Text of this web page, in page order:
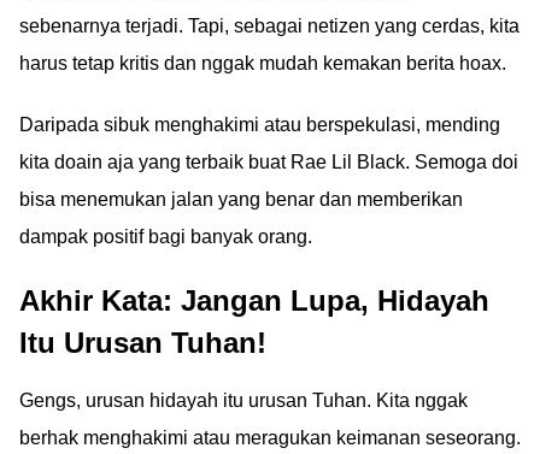
sebenarnya terjadi. Tapi, sebagai netizen yang cerdas, kita
harus tetap kritis dan nggak mudah kemakan berita hoax.
Daripada sibuk menghakimi atau berspekulasi, mending
kita doain aja yang terbaik buat Rae Lil Black. Semoga doi
bisa menemukan jalan yang benar dan memberikan
dampak positif bagi banyak orang.
Akhir Kata: Jangan Lupa, Hidayah
Itu Urusan Tuhan!
Gengs, urusan hidayah itu urusan Tuhan. Kita nggak
berhak menghakimi atau meragukan keimanan seseorang.